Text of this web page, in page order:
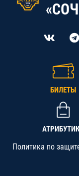
БИЛЕТЫ
Политика по